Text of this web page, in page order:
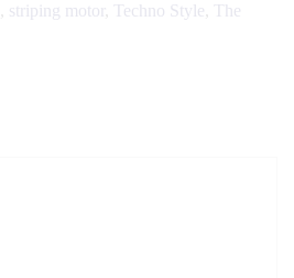
striping motor Techno Style
The